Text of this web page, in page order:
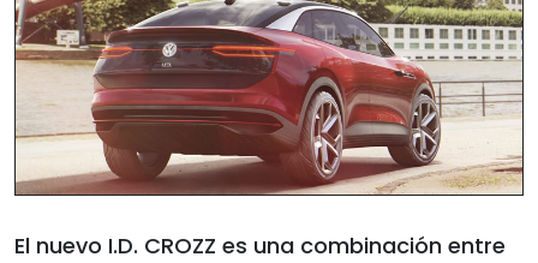
El nuevo I.D. CROZZ es una combinación entre